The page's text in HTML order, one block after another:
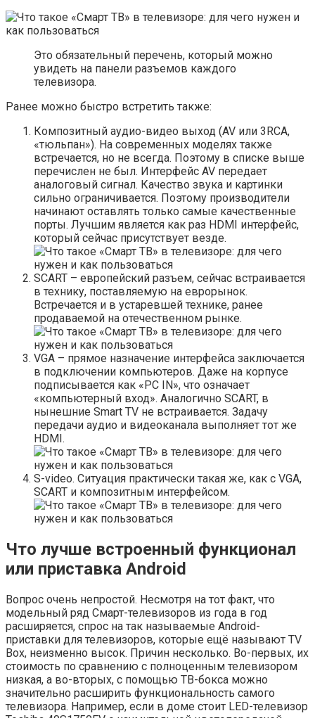
Это обязательный перечень, который можно
увидеть на панели разъемов каждого
телевизора.
Ранее можно быстро встретить также:
Композитный аудио-видео выход (AV или 3RCA,
«тюльпан»). На современных моделях также
встречается, но не всегда. Поэтому в списке выше
перечислен не был. Интерфейс AV передает
аналоговый сигнал. Качество звука и картинки
сильно ограничивается. Поэтому производители
начинают оставлять только самые качественные
порты. Лучшим является как раз HDMI интерфейс,
который сейчас присутствует везде.
SCART – европейский разъем, сейчас встраивается
в технику, поставляемую на еврорынок.
Встречается и в устаревшей технике, ранее
продаваемой на отечественном рынке.
VGA – прямое назначение интерфейса заключается
в подключении компьютеров. Даже на корпусе
подписывается как «PC IN», что означает
«компьютерный вход». Аналогично SCART, в
нынешние Smart TV не встраивается. Задачу
передачи аудио и видеоканала выполняет тот же
HDMI.
S-video. Ситуация практически такая же, как с VGA,
SCART и композитным интерфейсом.
Что лучше встроенный функционал
или приставка Android
Вопрос очень непростой. Несмотря на тот факт, что
модельный ряд Смарт-телевизоров из года в год
расширяется, спрос на так называемые Android-
приставки для телевизоров, которые ещё называют TV
Box, неизменно высок. Причин несколько. Во-первых, их
стоимость по сравнению с полноценным телевизором
низкая, а во-вторых, с помощью ТВ-бокса можно
значительно расширить функциональность самого
телевизора. Например, если в доме стоит LED-телевизор